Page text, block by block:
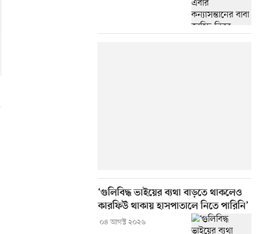
‘গুলিবিদ্ধ ভাইয়ের ব্যথা বাড়তে থাকলেও
কারফিউ থাকায় হাসপাতালে নিতে পারিনি’
০৪ আগস্ট ২০২৬